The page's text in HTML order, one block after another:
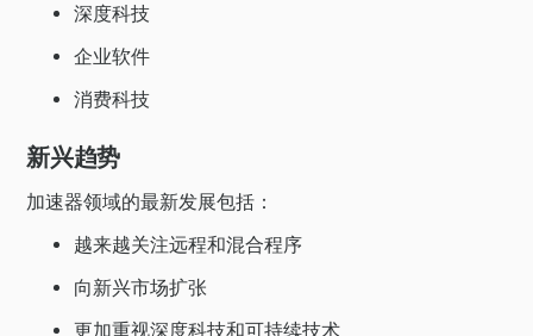
深度科技
企业软件
消费科技
新兴趋势
加速器领域的最新发展包括：
越来越关注远程和混合程序
向新兴市场扩张
更加重视深度科技和可持续技术